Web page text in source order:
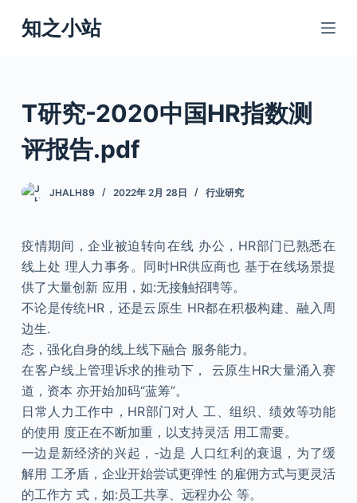
跳
过
知之小站
T研究-2020中国HR指数测
评报告.pdf
JHALH89 2022年 2月 28日 行业研究
疫情期间，企业被迫转向在线 办公，HR部门已熟悉在
线上处 理人力事务。同时HR供应商也 基于在线场景提
供了大量创新 应用，如:无接触招聘等。
不论是传统HR，还是云原生 HR都在积极构建、融入周
边生.
态，强化自身的线上线下融合 服务能力。
在客户线上管理诉求的推动下， 云原生HR大量涌入赛
道，资本 亦开始加码“蓝筹”。
日常人力工作中，HR部门对人 工、组织、绩效等功能
的使用 度正在不断加重，以支持灵活 用工需要。
一边是新经济的兴起，-边是 人口红利的衰退，为了缓
解用 工矛盾，企业开始尝试更弹性 的雇佣方式与更灵活
的工作方 式，如:员工共享、远程办公 等。